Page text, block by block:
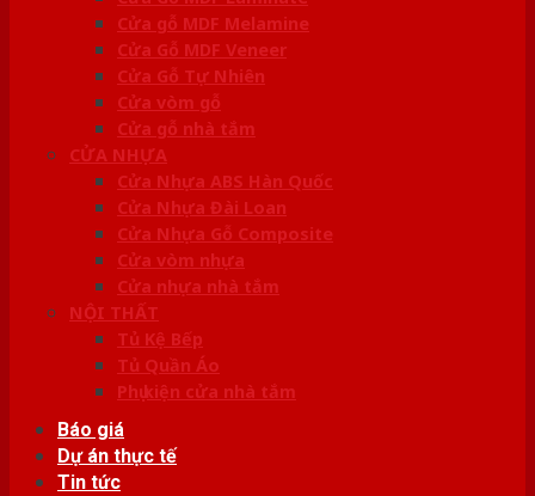
Cửa gỗ MDF Melamine
Cửa Gỗ MDF Veneer
Cửa Gỗ Tự Nhiên
Cửa vòm gỗ
Cửa gỗ nhà tắm
CỬA NHỰA
Cửa Nhựa ABS Hàn Quốc
Cửa Nhựa Đài Loan
Cửa Nhựa Gỗ Composite
Cửa vòm nhựa
Cửa nhựa nhà tắm
NỘI THẤT
Tủ Kệ Bếp
Tủ Quần Áo
Phụ kiện cửa nhà tắm
Báo giá
Dự án thực tế
Tin tức